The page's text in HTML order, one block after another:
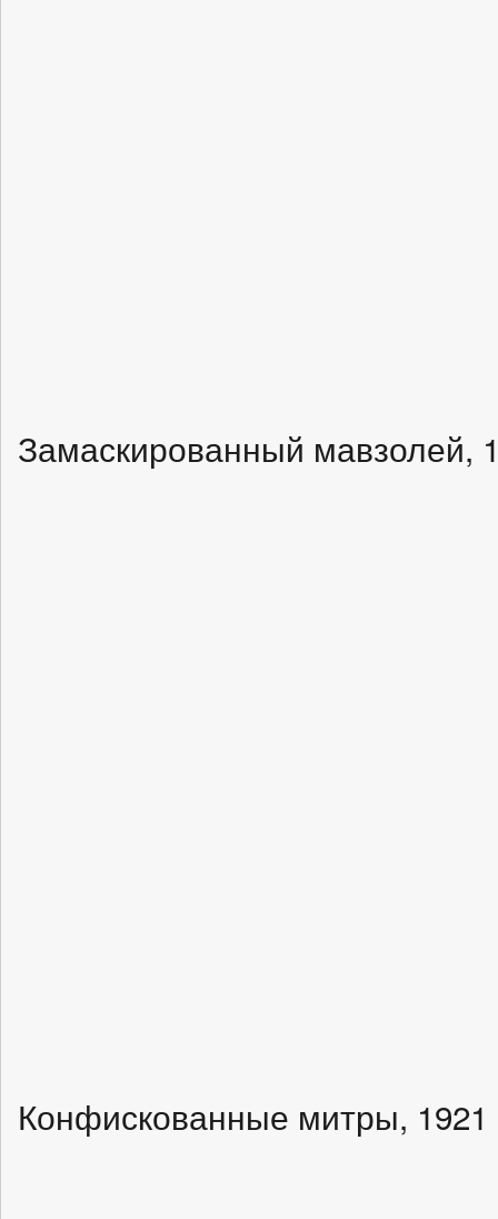
Замаскированный мавзолей,
Конфискованные митры, 1921